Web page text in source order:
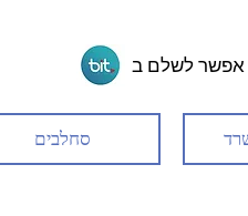
אפשר לשלם ב
סחלבים